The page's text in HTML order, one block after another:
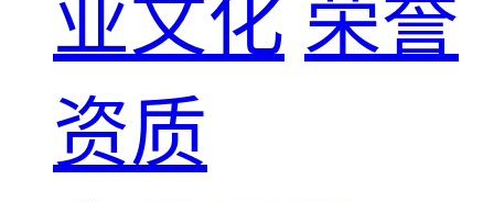
业文化 荣誉
资质